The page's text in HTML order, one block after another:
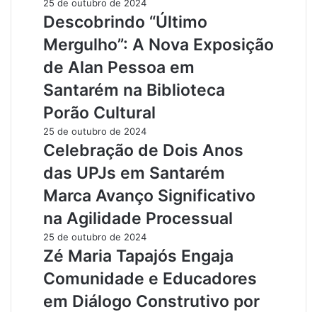
25 de outubro de 2024
Descobrindo “Último
Mergulho”: A Nova Exposição
de Alan Pessoa em
Santarém na Biblioteca
Porão Cultural
25 de outubro de 2024
Celebração de Dois Anos
das UPJs em Santarém
Marca Avanço Significativo
na Agilidade Processual
25 de outubro de 2024
Zé Maria Tapajós Engaja
Comunidade e Educadores
em Diálogo Construtivo por